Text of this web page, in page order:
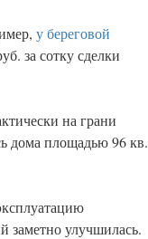
у береговой
за сотку сделки
на грани
дома площадью 96 кв.
заметно улучшилась.